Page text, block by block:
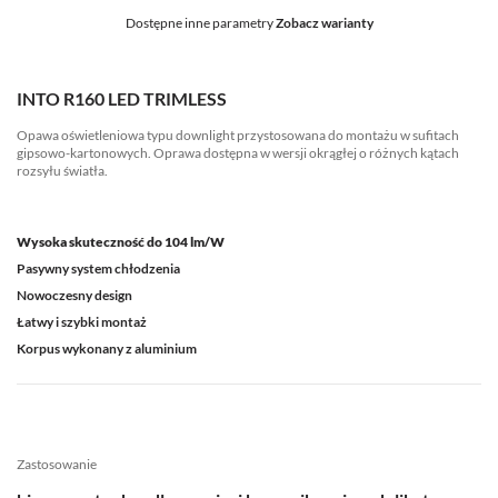
Dostępne inne parametryZobacz warianty
INTO R160 LED TRIMLESS
Opawa oświetleniowa typu downlight przystosowana do montażu w sufitach
gipsowo-kartonowych. Oprawa dostępna w wersji okrągłej o różnych kątach
rozsyłu światła.
Wysoka skuteczność do 104 lm/W
Pasywny system chłodzenia
Nowoczesny design
Łatwy i szybki montaż
Korpus wykonany z aluminium
Zastosowanie